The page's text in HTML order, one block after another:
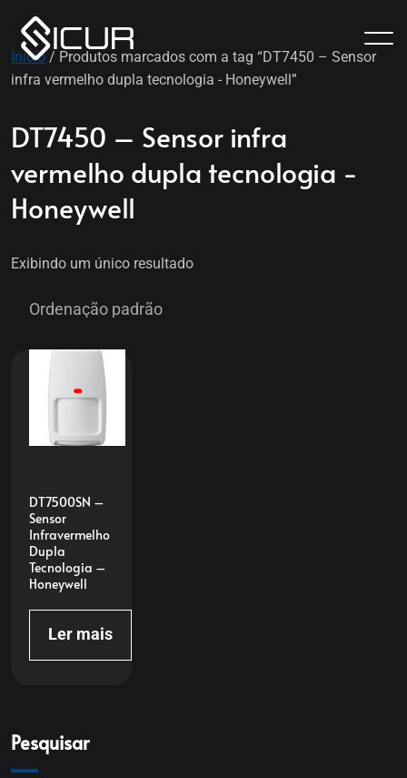
Início/ Produtos marcados com a tag “DT7450 – Sensor
infra vermelho dupla tecnologia - Honeywell”
DT7450 – Sensor infra
vermelho dupla tecnologia -
Honeywell
Exibindo um único resultado
DT7500SN –
Sensor
Infravermelho
Dupla
Tecnologia –
Honeywell
Ler mais
Pesquisar